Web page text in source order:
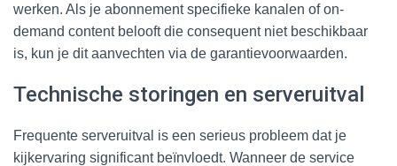
werken. Als je abonnement specifieke kanalen of on-
demand content belooft die consequent niet beschikbaar
is, kun je dit aanvechten via de garantievoorwaarden.
Technische storingen en serveruitval
Frequente serveruitval is een serieus probleem dat je
kijkervaring significant beïnvloedt. Wanneer de service